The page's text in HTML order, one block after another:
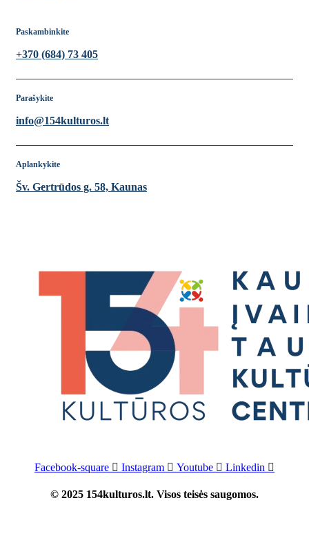
Paskambinkite
+370 (684) 73 405
Parašykite
info@154kulturos.lt
Aplankykite
Šv. Gertrūdos g. 58, Kaunas
Facebook-square Instagram Youtube Linkedin
© 2025 154kulturos.lt. Visos teisės saugomos.